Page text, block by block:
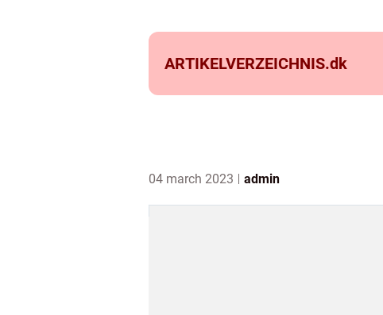
ARTIKELVERZEICHNIS.dk
04 march 2023 admin